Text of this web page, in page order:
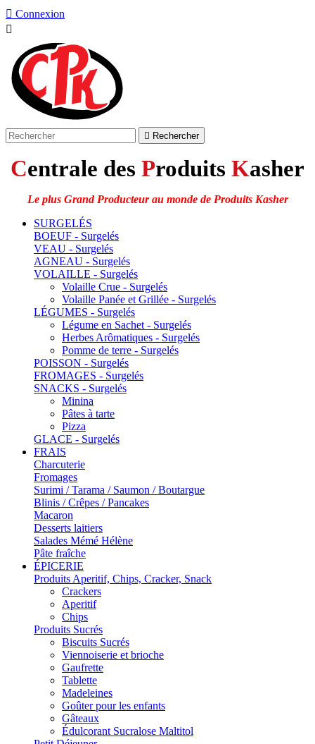
 Connexion

 Rechercher
Centrale des Produits Kasher
Le plus Grand Producteur au monde de Produits Kasher
SURGELÉS
BOEUF - Surgelés
VEAU - Surgelés
AGNEAU - Surgelés
VOLAILLE - Surgelés
Volaille Crue - Surgelés
Volaille Panée et Grillée - Surgelés
LÉGUMES - Surgelés
Légume en Sachet - Surgelés
Herbes Arômatiques - Surgelés
Pomme de terre - Surgelés
POISSON - Surgelés
FROMAGES - Surgelés
SNACKS - Surgelés
Minina
Pâtes à tarte
Pizza
GLACE - Surgelés
FRAIS
Charcuterie
Fromages
Surimi / Tarama / Saumon / Boutargue
Blinis / Crêpes / Pancakes
Macaron
Desserts laitiers
Salades Mémé Hélène
Pâte fraîche
ÉPICERIE
Produits Aperitif, Chips, Cracker, Snack
Crackers
Aperitif
Chips
Produits Sucrés
Biscuits Sucrés
Viennoiserie et brioche
Gaufrette
Tablette
Madeleines
Goûter pour les enfants
Gâteaux
Édulcorant Sucralose Maltitol